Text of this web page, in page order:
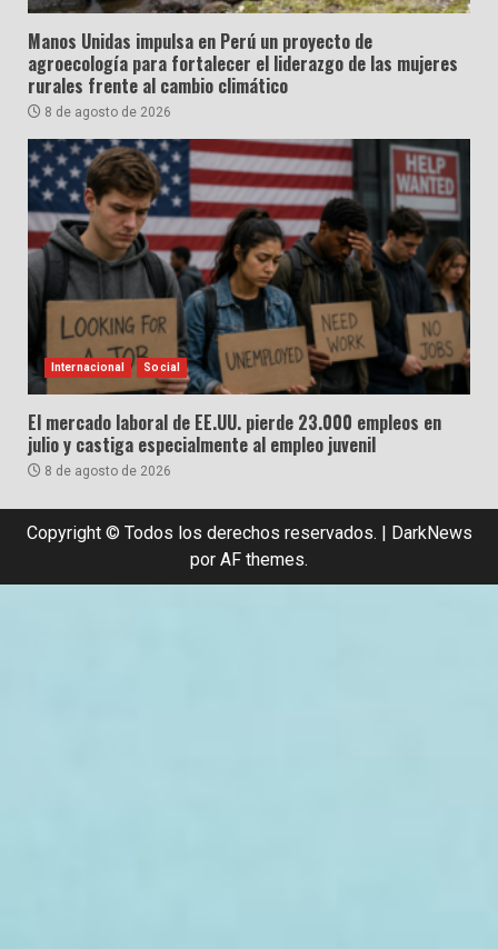
Manos Unidas impulsa en Perú un proyecto de
agroecología para fortalecer el liderazgo de las mujeres
rurales frente al cambio climático
8 de agosto de 2026
Internacional Social
El mercado laboral de EE.UU. pierde 23.000 empleos en
julio y castiga especialmente al empleo juvenil
8 de agosto de 2026
Copyright © Todos los derechos reservados. | DarkNews
por AF themes.